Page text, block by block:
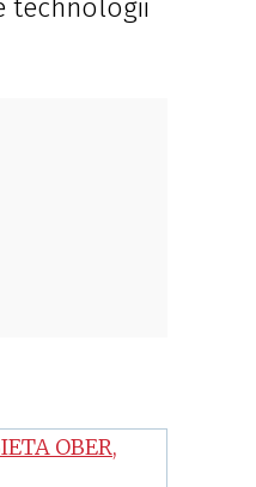
technologii